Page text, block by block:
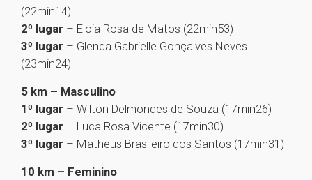
(22min14)
2º lugar – Eloia Rosa de Matos (22min53)
3º lugar – Glenda Gabrielle Gonçalves Neves
(23min24)
5 km – Masculino
1º lugar – Wilton Delmondes de Souza (17min26)
2º lugar – Luca Rosa Vicente (17min30)
3º lugar – Matheus Brasileiro dos Santos (17min31)
10 km – Feminino